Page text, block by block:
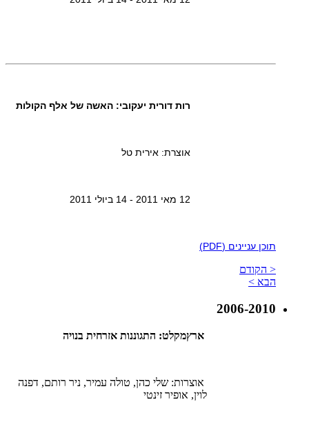
רות דורית יעקובי: האשה של אלף הקולות
אוצרת: אירית טל
תוכן עניינים (PDF)
< הקודם
הבא >
2006-2010
ארץמקלט: התגוננות אזרחית בנויה
אוצרות: שלי כהן, טולה עמיר, ניר רותם, דפנה
לוין, אופיר זינטי